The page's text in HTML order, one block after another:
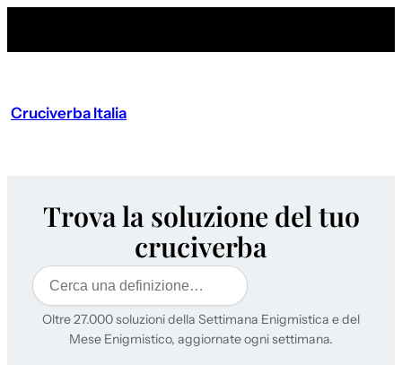
Cruciverba Italia
Trova la soluzione del tuo
cruciverba
Cerca
Oltre 27.000 soluzioni della Settimana Enigmistica e del
Mese Enigmistico, aggiornate ogni settimana.